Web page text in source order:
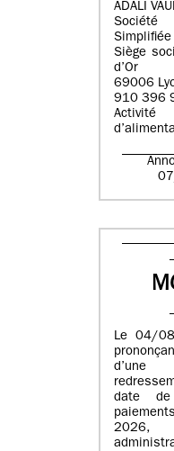
ADALI
Simplifiée
Siège
d’Or
69006
910 396
Le 04/
d’une
date